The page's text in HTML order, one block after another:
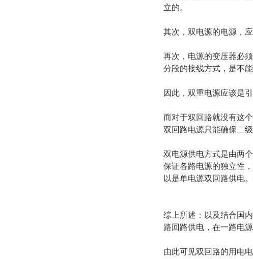
立的。
其次，双电源的电源，
再次，电源的变压器必
分段的接线方式，是不
因此，双重电源应该是
而对于双回路就没有这
双回路电源只能确保二
双电源供电方式是由两
保证各路电源的独立性
以是单电源双回路供电
综上所述：以及结合国
路回路供电，在一路电
由此可见双回路的用电